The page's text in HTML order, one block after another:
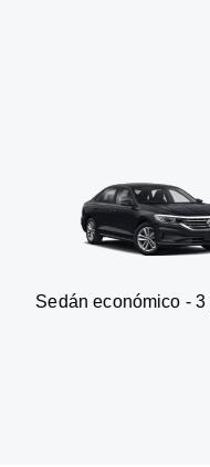
- 3 personas